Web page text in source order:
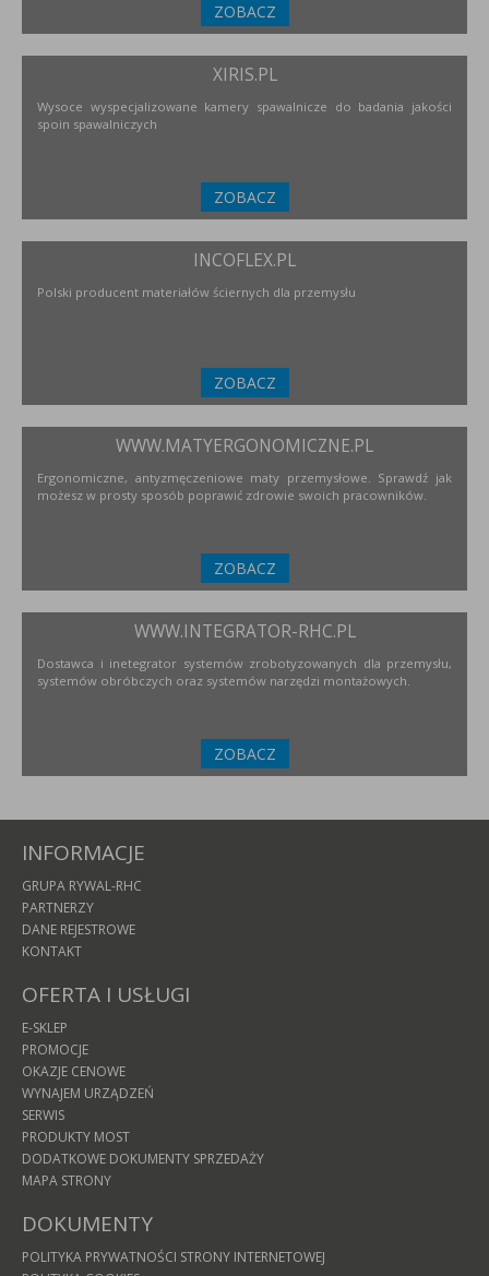
ZOBACZ
XIRIS.PL
Wysoce wyspecjalizowane kamery spawalnicze do badania jakości
spoin spawalniczych
ZOBACZ
INCOFLEX.PL
Polski producent materiałów ściernych dla przemysłu
ZOBACZ
WWW.MATYERGONOMICZNE.PL
Ergonomiczne, antyzmęczeniowe maty przemysłowe. Sprawdź jak
możesz w prosty sposób poprawić zdrowie swoich pracowników.
ZOBACZ
WWW.INTEGRATOR-RHC.PL
Dostawca i inetegrator systemów zrobotyzowanych dla przemysłu,
systemów obróbczych oraz systemów narzędzi montażowych.
ZOBACZ
INFORMACJE
GRUPA RYWAL-RHC
PARTNERZY
DANE REJESTROWE
KONTAKT
OFERTA I USŁUGI
E-SKLEP
PROMOCJE
OKAZJE CENOWE
WYNAJEM URZĄDZEŃ
SERWIS
PRODUKTY MOST
DODATKOWE DOKUMENTY SPRZEDAŻY
MAPA STRONY
DOKUMENTY
POLITYKA PRYWATNOŚCI STRONY INTERNETOWEJ